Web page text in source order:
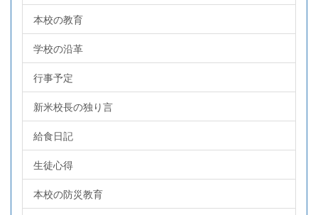
本校の教育
学校の沿革
行事予定
新米校長の独り言
給食日記
生徒心得
本校の防災教育